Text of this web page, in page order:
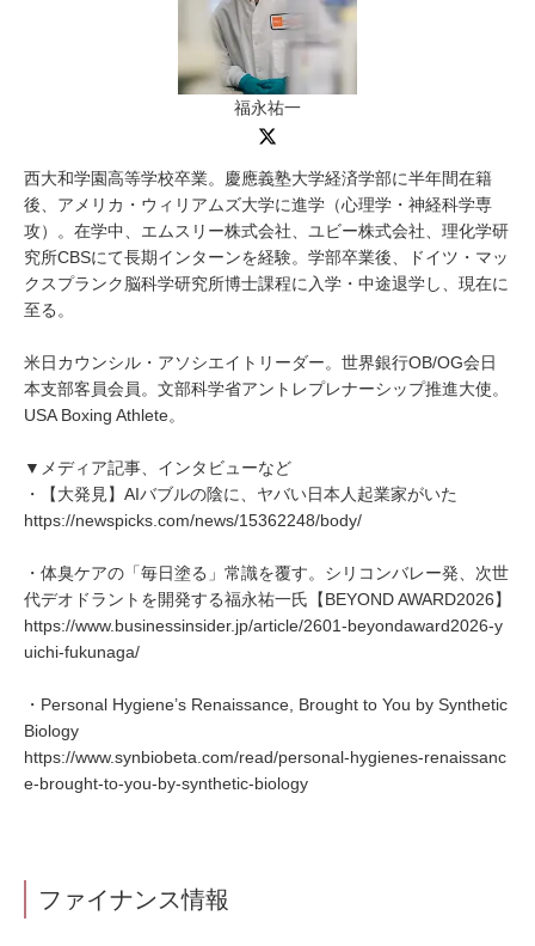
福永祐一
西大和学園高等学校卒業。慶應義塾大学経済学部に半年間在籍
後、アメリカ・ウィリアムズ大学に進学（心理学・神経科学専
攻）。在学中、エムスリー株式会社、ユビー株式会社、理化学研
究所CBSにて長期インターンを経験。学部卒業後、ドイツ・マッ
クスプランク脳科学研究所博士課程に入学・中途退学し、現在に
至る。
米日カウンシル・アソシエイトリーダー。世界銀行OB/OG会日
本支部客員会員。文部科学省アントレプレナーシップ推進大使。
USA Boxing Athlete。
▼メディア記事、インタビューなど
・【大発見】AIバブルの陰に、ヤバい日本人起業家がいた
https://newspicks.com/news/15362248/body/
・体臭ケアの「毎日塗る」常識を覆す。シリコンバレー発、次世
代デオドラントを開発する福永祐一氏【BEYOND AWARD2026】
https://www.businessinsider.jp/article/2601-beyondaward2026-y
uichi-fukunaga/
・Personal Hygiene’s Renaissance, Brought to You by Synthetic
Biology
https://www.synbiobeta.com/read/personal-hygienes-renaissanc
e-brought-to-you-by-synthetic-biology
ファイナンス情報